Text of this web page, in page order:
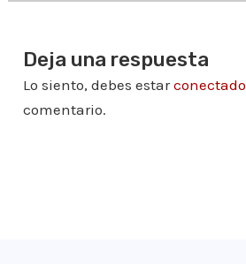
Deja una respuesta
Lo siento, debes estarconectado
comentario.